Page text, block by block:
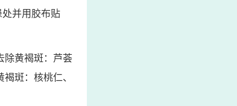
并用胶布贴
除黄褐斑：芦荟
斑：核桃仁、